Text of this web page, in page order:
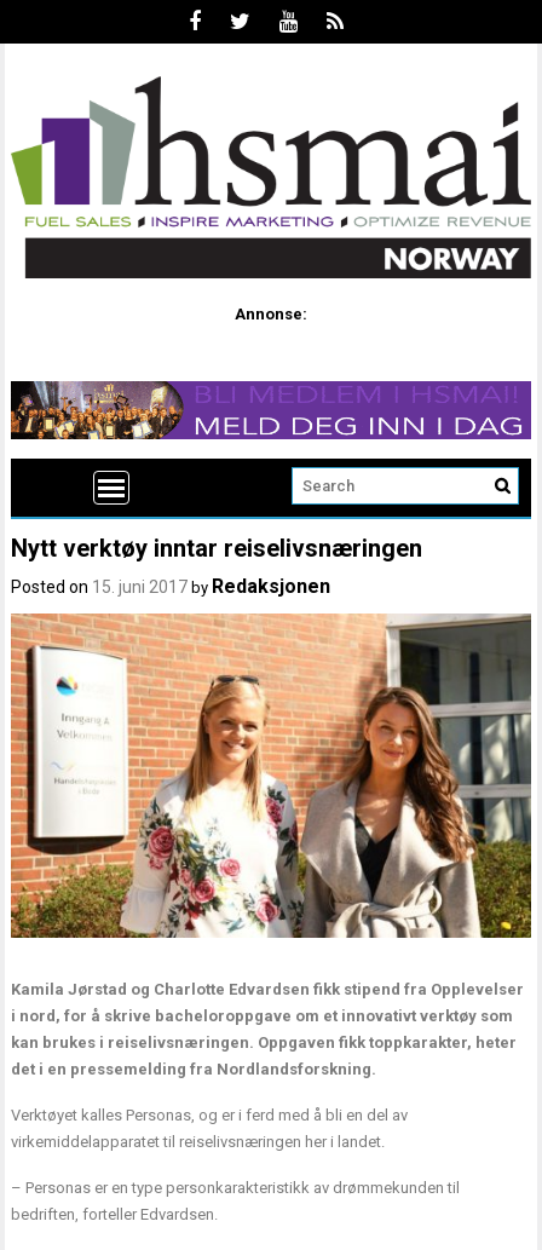
Annonse:
Nytt verktøy inntar reiselivsnæringen
Posted on 15. juni 2017 by Redaksjonen
Kamila Jørstad og Charlotte Edvardsen fikk stipend fra Opplevelser
i nord, for å skrive bacheloroppgave om et innovativt verktøy som
kan brukes i reiselivsnæringen. Oppgaven fikk toppkarakter, heter
det i en pressemelding fra Nordlandsforskning.
Verktøyet kalles Personas, og er i ferd med å bli en del av
virkemiddelapparatet til reiselivsnæringen her i landet.
– Personas er en type personkarakteristikk av drømmekunden til
bedriften, forteller Edvardsen.